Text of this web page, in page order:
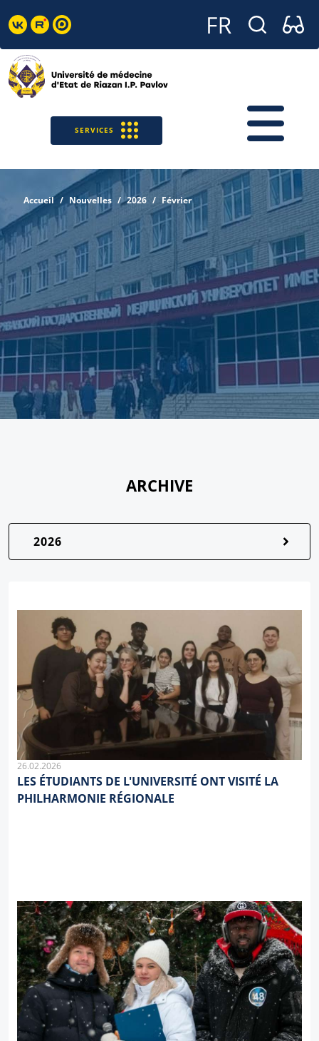
SERVICES
Accueil Nouvelles 2026 Février
ARCHIVE
2026
26.02.2026
LES ÉTUDIANTS DE L'UNIVERSITÉ ONT VISITÉ LA
PHILHARMONIE RÉGIONALE